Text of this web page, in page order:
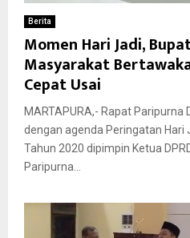
Berita
Momen Hari Jadi,
Masyarakat
Cepat Usai
MARTAPURA,- Rapat Paripurna
dengan agenda Peringatan Hari
Tahun 2020 dipimpin Ketua
Paripurna...